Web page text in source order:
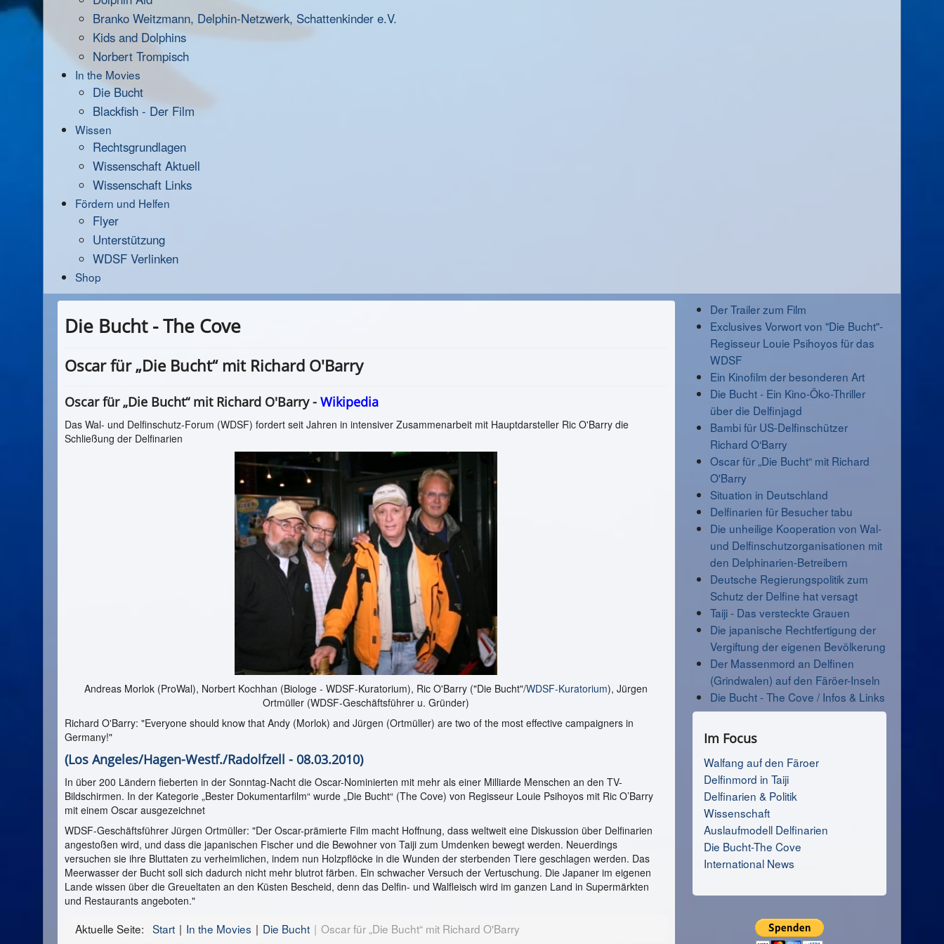
Branko Weitzmann, Delphin-Netzwerk, Schattenkinder e.V.
Kids and Dolphins
Norbert Trompisch
In the Movies
Die Bucht
Blackfish - Der Film
Wissen
Rechtsgrundlagen
Wissenschaft Aktuell
Wissenschaft Links
Fördern und Helfen
Flyer
Unterstützung
WDSF Verlinken
Shop
Die Bucht - The Cove
Oscar für „Die Bucht“ mit Richard O'Barry
Oscar für „Die Bucht“ mit Richard O'Barry - Wikipedia
Das Wal- und Delfinschutz-Forum (WDSF) fordert seit Jahren in intensiver Zusammenarbeit mit Hauptdarsteller Ric O'Barry die
Schließung der Delfinarien
Andreas Morlok (ProWal), Norbert Kochhan (Biologe - WDSF-Kuratorium), Ric O'Barry ("Die Bucht"/WDSF-Kuratorium), Jürgen
Ortmüller (WDSF-Geschäftsführer u. Gründer)
Richard O'Barry: "Everyone should know that Andy (Morlok) and Jürgen (Ortmüller) are two of the most effective campaigners in
Germany!"
(Los Angeles/Hagen-Westf./Radolfzell - 08.03.2010)
In über 200 Ländern fieberten in der Sonntag-Nacht die Oscar-Nominierten mit mehr als einer Milliarde Menschen an den TV-
Bildschirmen. In der Kategorie „Bester Dokumentarfilm“ wurde „Die Bucht“ (The Cove) von Regisseur Louie Psihoyos mit Ric O’Barry
mit einem Oscar ausgezeichnet
WDSF-Geschäftsführer Jürgen Ortmüller: "Der Oscar-prämierte Film macht Hoffnung, dass weltweit eine Diskussion über Delfinarien
angestoßen wird, und dass die japanischen Fischer und die Bewohner von Taiji zum Umdenken bewegt werden. Neuerdings
versuchen sie ihre Bluttaten zu verheimlichen, indem nun Holzpflöcke in die Wunden der sterbenden Tiere geschlagen werden. Das
Meerwasser der Bucht soll sich dadurch nicht mehr blutrot färben. Ein schwacher Versuch der Vertuschung. Die Japaner im eigenen
Lande wissen über die Greueltaten an den Küsten Bescheid, denn das Delfin- und Walfleisch wird im ganzen Land in Supermärkten
und Restaurants angeboten."
Aktuelle Seite: Start In the Movies Die Bucht Oscar für „Die Bucht“ mit Richard O'Barry
Der Trailer zum Film
Exclusives Vorwort von "Die Bucht"-
Regisseur Louie Psihoyos für das
WDSF
Ein Kinofilm der besonderen Art
Die Bucht - Ein Kino-Öko-Thriller
über die Delfinjagd
Bambi für US-Delfinschützer
Richard O‘Barry
Oscar für „Die Bucht“ mit Richard
O'Barry
Situation in Deutschland
Delfinarien für Besucher tabu
Die unheilige Kooperation von Wal-
und Delfinschutzorganisationen mit
den Delphinarien-Betreibern
Deutsche Regierungspolitik zum
Schutz der Delfine hat versagt
Taiji - Das versteckte Grauen
Die japanische Rechtfertigung der
Vergiftung der eigenen Bevölkerung
Der Massenmord an Delfinen
(Grindwalen) auf den Färöer-Inseln
Die Bucht - The Cove / Infos & Links
Im Focus
Walfang auf den Färoer
Delfinmord in Taiji
Delfinarien & Politik
Wissenschaft
Auslaufmodell Delfinarien
Die Bucht-The Cove
International News